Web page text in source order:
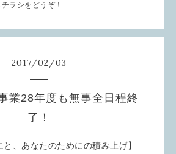
ラシをどうぞ！
2017/02/03
業28年度も無事全日程終
了！
と、あなたのためにの積み上げ】